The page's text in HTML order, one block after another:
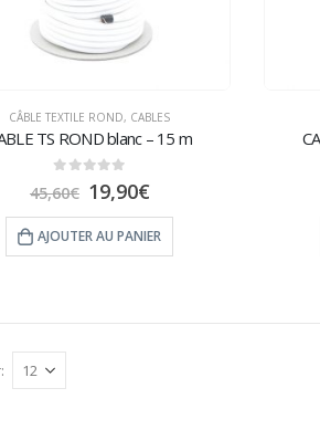
CÂBLE TEXTILE ROND, CABLES
TS ROND blanc – 15 m
45,60€ 19,90€
AJOUTER AU PANIER